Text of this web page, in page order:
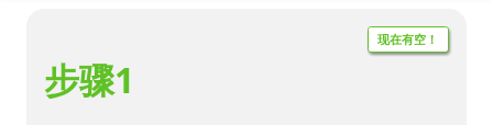
步骤1
现在有空！